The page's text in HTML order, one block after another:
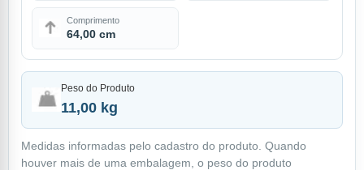
Comprimento
64,00 cm
Peso do Produto
11,00 kg
Medidas informadas pelo cadastro do produto. Quando
houver mais de uma embalagem, o peso do produto